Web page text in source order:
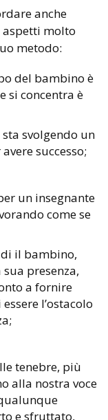
anche
aspetti molto
metodo:
del bambino è
si concentra è
svolgendo un
successo;
un insegnante
come se
il bambino,
presenza,
a fornire
l’ostacolo
tenebre, più
alla nostra voce
e sfruttato,